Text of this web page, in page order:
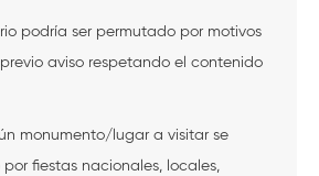
podría ser permutado por motivos
aviso respetando el contenido
monumento/lugar a visitar se
fiestas nacionales, locales,